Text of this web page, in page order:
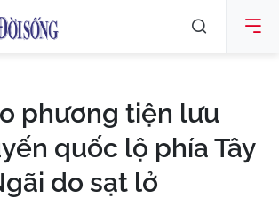
phương tiện lưu
quốc lộ phía Tây
do sạt lở